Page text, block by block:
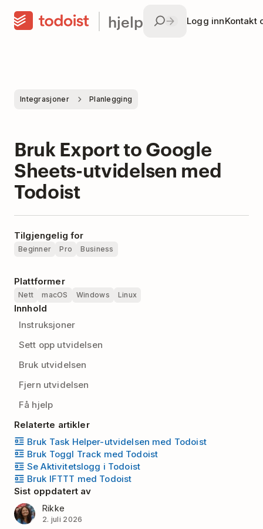
hjelp Logg innKontakt
Integrasjoner Planlegging
Bruk Export to Google
Sheets-utvidelsen med
Todoist
Tilgjengelig for
Beginner Pro Business
Plattformer
Nett macOS Windows Linux
Innhold
Instruksjoner
Sett opp utvidelsen
Bruk utvidelsen
Fjern utvidelsen
Få hjelp
Relaterte artikler
Bruk Task Helper-utvidelsen med Todoist
Bruk Toggl Track med Todoist
Se Aktivitetslogg i Todoist
Bruk IFTTT med Todoist
Sist oppdatert av
Rikke
2. juli 2026